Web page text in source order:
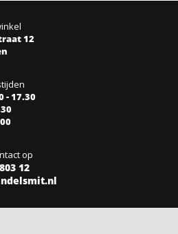
12
- 17.30
op
12